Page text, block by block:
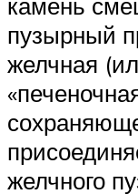
камень
пузырный
желчная
желчного